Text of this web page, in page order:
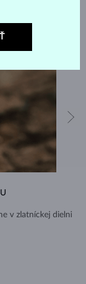
v zlatníckej dielni